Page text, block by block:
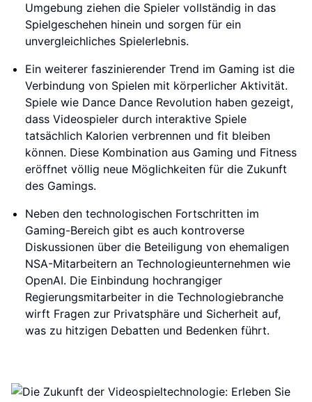
Umgebung ziehen die Spieler vollständig in das
Spielgeschehen hinein und sorgen für ein
unvergleichliches Spielerlebnis.
Ein weiterer faszinierender Trend im Gaming ist die
Verbindung von Spielen mit körperlicher Aktivität.
Spiele wie Dance Dance Revolution haben gezeigt,
dass Videospieler durch interaktive Spiele
tatsächlich Kalorien verbrennen und fit bleiben
können. Diese Kombination aus Gaming und Fitness
eröffnet völlig neue Möglichkeiten für die Zukunft
des Gamings.
Neben den technologischen Fortschritten im
Gaming-Bereich gibt es auch kontroverse
Diskussionen über die Beteiligung von ehemaligen
NSA-Mitarbeitern an Technologieunternehmen wie
OpenAI. Die Einbindung hochrangiger
Regierungsmitarbeiter in die Technologiebranche
wirft Fragen zur Privatsphäre und Sicherheit auf,
was zu hitzigen Debatten und Bedenken führt.